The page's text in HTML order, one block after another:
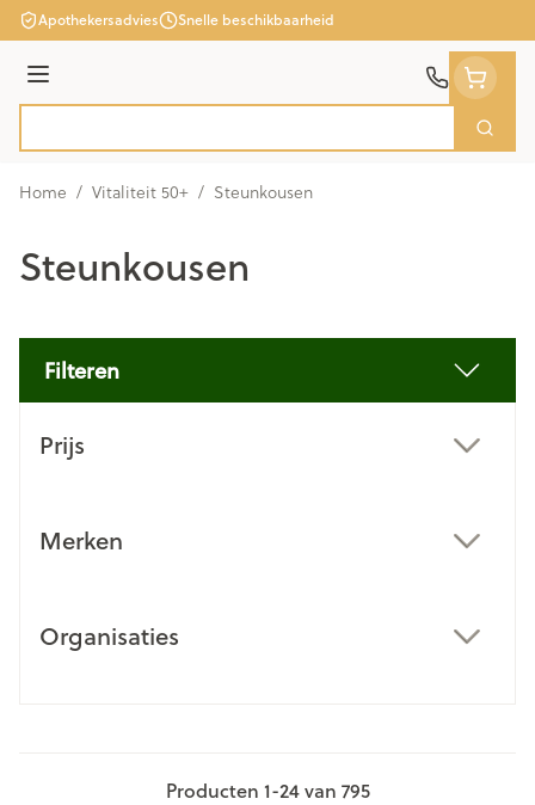
Ga naar de inhoud
Apothekersadvies Snelle beschikbaarheid
Menu
Zoek
Home / Vitaliteit 50+ / Steunkousen
Steunkousen
Filteren
Prijs
Merken
Organisaties
Producten 1-24van 795